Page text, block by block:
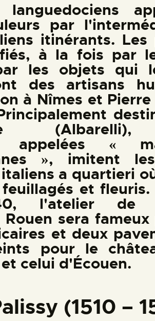
par
itinérants. Les
à la fois par
les objets qui
des artisans
à Nîmes et
appelées «
», imitent
a quartieri
et fleuris.
l'atelier de
sera
et deux
pour le
celui d'Écouen.
(1510 –